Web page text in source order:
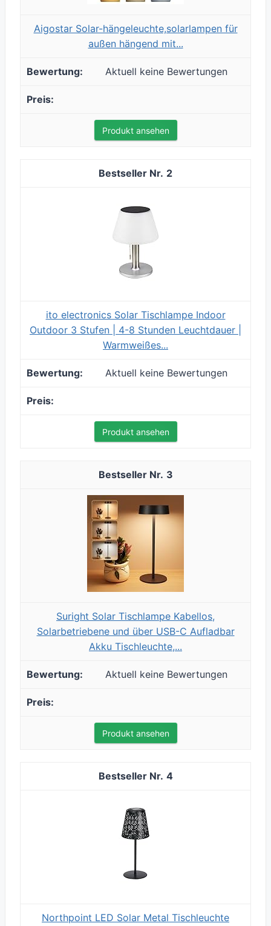
Aigostar Solar-hängeleuchte,solarlampen für
außen hängend mit...
Aktuell keine Bewertungen
Produkt ansehen
2
ito electronics Solar Tischlampe Indoor
Outdoor 3 Stufen | 4-8 Stunden Leuchtdauer |
Warmweißes...
Aktuell keine Bewertungen
Produkt ansehen
3
Suright Solar Tischlampe Kabellos,
Solarbetriebene und über USB-C Aufladbar
Akku Tischleuchte,...
Aktuell keine Bewertungen
Produkt ansehen
4
Northpoint LED Solar Metal Tischleuchte